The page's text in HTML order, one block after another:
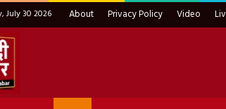
July 30 2026 About Privacy Policy Video